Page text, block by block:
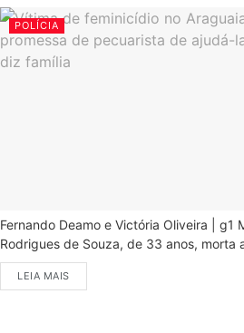
POLÍCIA
Fernando Deamo e Victória Oliveira | g1
Rodrigues de Souza, de 33 anos, morta
LEIA MAIS